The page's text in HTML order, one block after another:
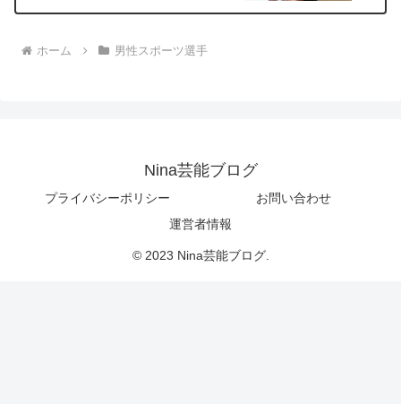
ホーム 男性スポーツ選手
Nina芸能ブログ
プライバシーポリシー
お問い合わせ
運営者情報
© 2023 Nina芸能ブログ.